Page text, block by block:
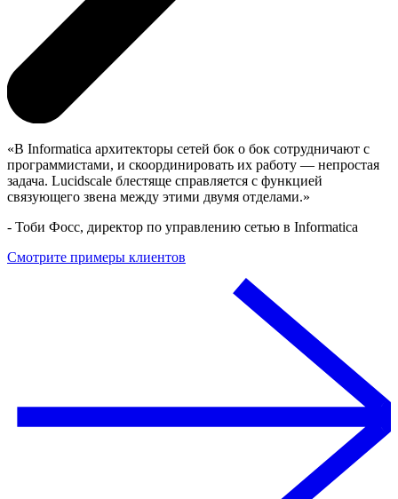
В Informatica архитекторы сетей бок о бок сотрудничают с
программистами, и скоординировать их работу — непростая
задача. Lucidscale блестяще справляется с функцией
связующего звена между этими двумя отделами.
- Тоби Фосс, директор по управлению сетью в Informatica
Смотрите примеры клиентов